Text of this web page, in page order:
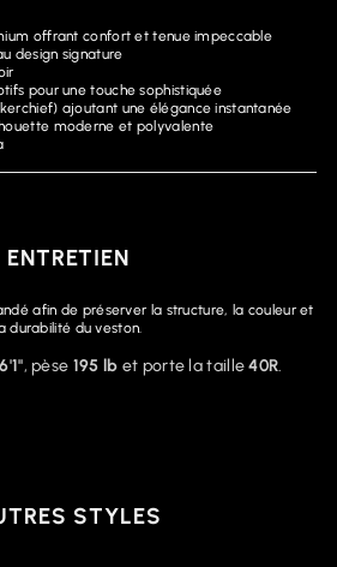
offrant confort et tenue impeccable
design signature
pour une touche sophistiquée
ajoutant une élégance instantanée
moderne et polyvalente
ENTRETIEN
afin de préserver la structure, la couleur et
durabilité du veston.
6'1", pèse 195 lb et porte la taille40R.
STYLES